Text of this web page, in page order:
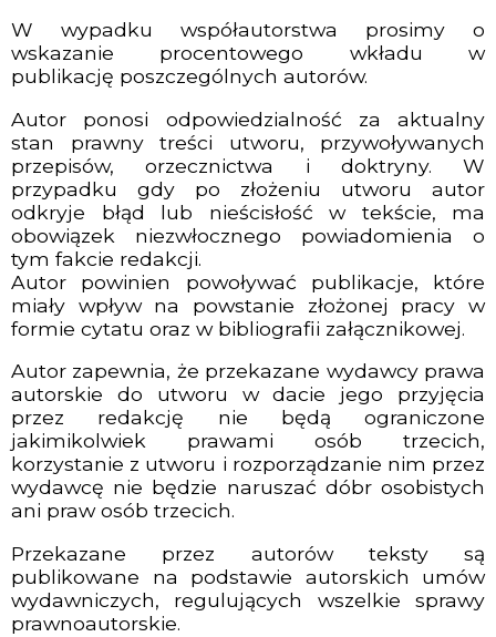
W wypadku współautorstwa prosimy o
wskazanie procentowego wkładu w
publikację poszczególnych autorów.
Autor ponosi odpowiedzialność za aktualny
stan prawny treści utworu, przywoływanych
przepisów, orzecznictwa i doktryny. W
przypadku gdy po złożeniu utworu autor
odkryje błąd lub nieścisłość w tekście, ma
obowiązek niezwłocznego powiadomienia o
tym fakcie redakcji.
Autor powinien powoływać publikacje, które
miały wpływ na powstanie złożonej pracy w
formie cytatu oraz w bibliografii załącznikowej.
Autor zapewnia, że przekazane wydawcy prawa
autorskie do utworu w dacie jego przyjęcia
przez redakcję nie będą ograniczone
jakimikolwiek prawami osób trzecich,
korzystanie z utworu i rozporządzanie nim przez
wydawcę nie będzie naruszać dóbr osobistych
ani praw osób trzecich.
Przekazane przez autorów teksty są
publikowane na podstawie autorskich umów
wydawniczych, regulujących wszelkie sprawy
prawnoautorskie.